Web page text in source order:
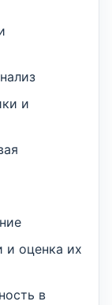
и
и оценка их
в